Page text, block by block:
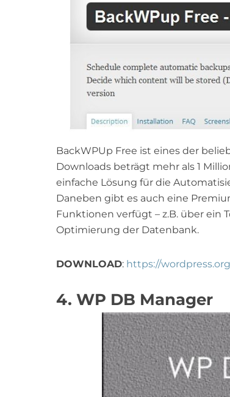
BackWPUp Free ist eines der
Downloads beträgt mehr als 1
einfache Lösung für die
Daneben gibt es auch eine
Funktionen verfügt – z.B. über ein
Optimierung der Datenbank.
DOWNLOAD: https://
4. WP DB Manager